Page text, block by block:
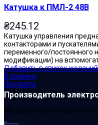
Катушка к ПМЛ-2 48В
₴245.12
Катушка управления
контакторами и
переменного/постоянного
модификации) на
Добавить в список желаний
В корзину
Просмотр
Производитель
Мы работаем по будням с